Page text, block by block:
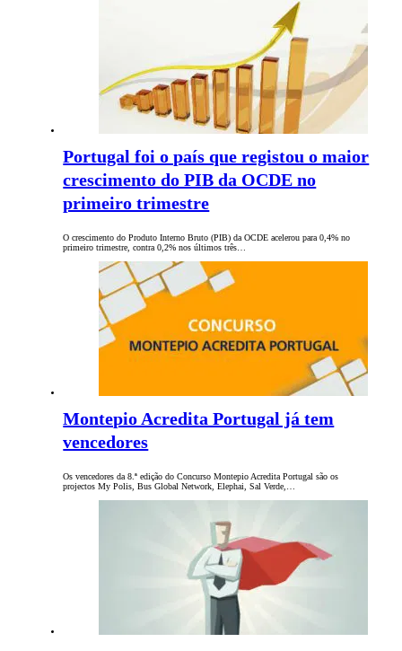
Portugal foi o país que registou o maior
crescimento do PIB da OCDE no
primeiro trimestre
O crescimento do Produto Interno Bruto (PIB) da OCDE acelerou para 0,4% no
primeiro trimestre, contra 0,2% nos últimos três…
Montepio Acredita Portugal já tem
vencedores
Os vencedores da 8.ª edição do Concurso Montepio Acredita Portugal são os
projectos My Polis, Bus Global Network, Elephai, Sal Verde,…